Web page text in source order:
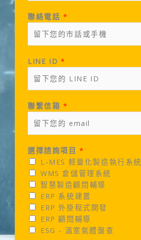
聯絡電話 *
LINE ID *
聯繫信箱 *
選擇諮詢項目*
L-MES 輕量化製造執行系統
WMS 倉儲管理系統
智慧製造顧問輔導
ERP 系統建置
ERP 外掛程式開發
ERP 顧問輔導
ESG - 溫室氣體盤查